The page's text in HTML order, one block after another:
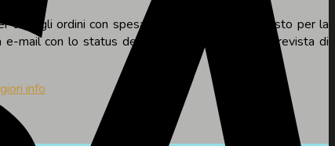
tutti gli ordini con spesa minima di 29,00€, il costo per la
mail con lo status della spedizione e la data prevista di
info